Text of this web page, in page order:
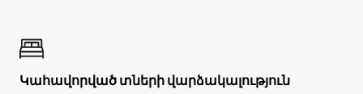
Կահավորված տների վարձակալություն